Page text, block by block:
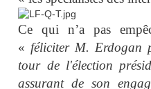
Ce qui n’a pas
« féliciter M. Erdogan
tour de l'élection
assurant de son